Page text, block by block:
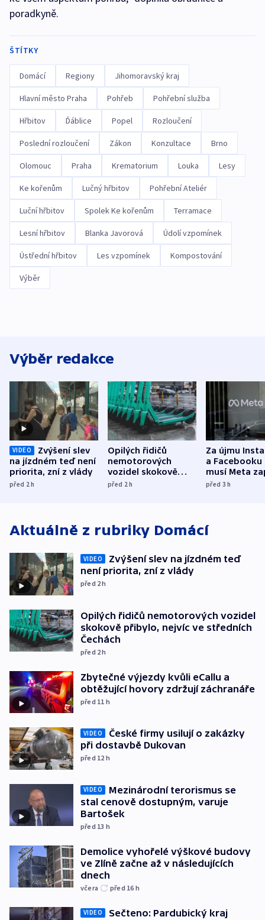
poradkyně.
ŠTÍTKY
Domácí Regiony Jihomoravský kraj
Hlavní město Praha Pohřeb Pohřební služba
Hřbitov Ďáblice Popel Rozloučení
Poslední rozloučení Zákon Konzultace Brno
Olomouc Praha Krematorium Louka Lesy
Ke kořenům Lučný hřbitov Pohřební Ateliér
Luční hřbitov Spolek Ke kořenům Terramace
Lesní hřbitov Blanka Javorová Údolí vzpomínek
Ústřední hřbitov Les vzpomínek Kompostování
Výběr
Výběr redakce
VIDEO
Zvýšení slev
na jízdném teď není
priorita, zní z vlády
před 2h
Opilých řidičů
nemotorových
vozidel skokově
přibylo, nejvíc ve
před 2h
Za újmu
a
musí Meta
půl miliardy
před 3h
Aktuálně z rubriky Domácí
VIDEO
Zvýšení slev na jízdném teď
není priorita, zní z vlády
před 2h
Opilých řidičů nemotorových vozidel
skokově přibylo, nejvíc ve středních
Čechách
před 2h
Zbytečné výjezdy kvůli eCallu a
obtěžující hovory zdržují záchranáře
před 11 h
VIDEO
České firmy usilují o zakázky
při dostavbě Dukovan
před 12 h
VIDEO
Mezinárodní terorismus se
stal cenově dostupným, varuje
Bartošek
před 13 h
Demolice vyhořelé výškové budovy
ve Zlíně začne až v následujících
dnech
včera před 16 h
VIDEO Sečteno: Pardubický kraj